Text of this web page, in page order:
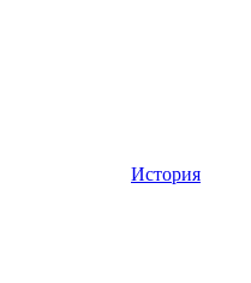
История